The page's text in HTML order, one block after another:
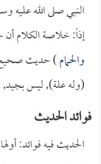
النبي صلى الله عليه
إذاً: خلاصة الكلام
والحمام) حديث صحيح
(وله علة), ليس بجيد,
فوائد الحديث
الحديث فيه فوائد: